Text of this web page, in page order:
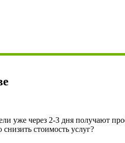
уже через 2-3 дня получают
стоимость услуг?